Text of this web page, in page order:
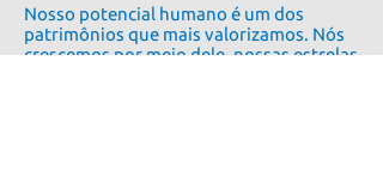
Nosso potencial humano é um dos
patrimônios que mais valorizamos. Nós
crescemos por meio dele, nossas estrelas